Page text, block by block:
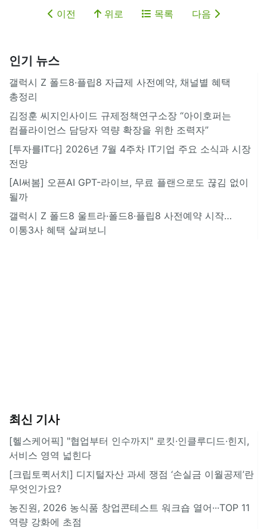
이전 위로 목록 다음
인기 뉴스
갤럭시 Z 폴드8·플립8 자급제 사전예약, 채널별 혜택
총정리
김정훈 씨지인사이드 규제정책연구소장 “아이호퍼는
컴플라이언스 담당자 역량 확장을 위한 조력자”
[투자를IT다] 2026년 7월 4주차 IT기업 주요 소식과 시장
전망
[AI써봄] 오픈AI GPT-라이브, 무료 플랜으로도 끊김 없이
될까
갤럭시 Z 폴드8 울트라·폴드8·플립8 사전예약 시작…
이통3사 혜택 살펴보니
최신 기사
[헬스케어픽] "협업부터 인수까지" 로킷·인클루디드·힌지,
서비스 영역 넓힌다
[크립토퀵서치] 디지털자산 과세 쟁점 ‘손실금 이월공제’란
무엇인가요?
농진원, 2026 농식품 창업콘테스트 워크숍 열어···TOP 11
역량 강화에 초점